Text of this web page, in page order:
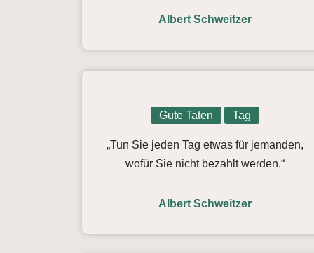
Albert Schweitzer
Gute Taten Tag
„Tun Sie jeden Tag etwas für jemanden,
wofür Sie nicht bezahlt werden.“
Albert Schweitzer